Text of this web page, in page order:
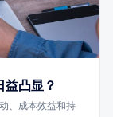
凸显？
、成本效益和持